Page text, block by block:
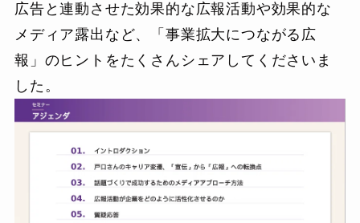
広告と連動させた効果的な広報活動や効果的な
メディア露出など、「事業拡大につながる広
報」のヒントをたくさんシェアしてくださいま
した。